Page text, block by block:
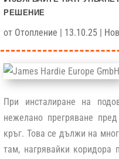
решение
от Отопление | 13.10.25 |
При инсталиране на
нежелано прегряване
кръг. Това се дължи на
там, нагрявайки коридора